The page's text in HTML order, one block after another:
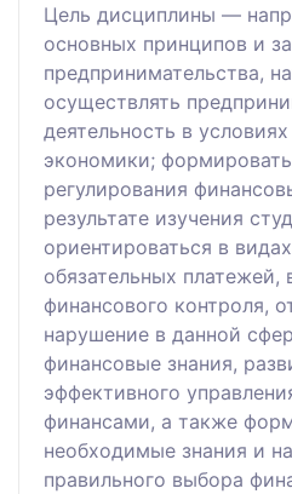
Цель дисциплины —
основных принципов и
предпринимательства,
осуществлять
деятельность в
экономики;
регулирования
результате изучения
ориентироваться в
обязательных платежей,
финансового контроля,
нарушение в данной
финансовые знания,
эффективного
финансами, а также
необходимые знания и
правильного выбора